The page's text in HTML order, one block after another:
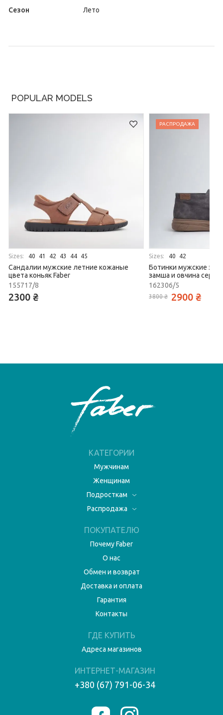
Сезон Лето
POPULAR MODELS
Sizes: 40 41 42 43 44 45
Сандалии мужские летние кожаные
цвета коньяк Faber
155717/8
2300 ₴
РАСПРОДАЖА
Sizes: 40 42
Ботинки мужские
замша и овчина
162306/5
3800 ₴ 2900 ₴
КАТЕГОРИИ
Мужчинам
Женщинам
Подросткам
Распродажа
ПОКУПАТЕЛЮ
Почему Faber
О нас
Обмен и возврат
Доставка и оплата
Гарантия
Контакты
ГДЕ КУПИТЬ
Адреса магазинов
ИНТЕРНЕТ-МАГАЗИН
+380 (67) 791-06-34